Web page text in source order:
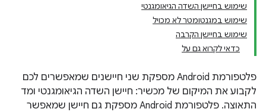
שימוש בחיישן השדה הגיאומגנטי
שימוש במגנטומטר לא מכויל
שימוש בחיישן הקרבה
כדאי לקרוא גם על
פלטפורמת Android מספקת שני חיישנים שמאפשרים לכם
לקבוע את המיקום של מכשיר: חיישן השדה הגיאומגנטי ומד
התאוצה. פלטפורמת Android מספקת גם חיישן שמאפשר